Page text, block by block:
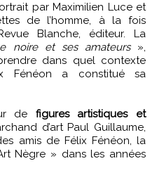
par Maximilien Luce et
de l’homme, à la fois
Blanche, éditeur. La
noire et ses amateurs»,
dans quel contexte
Fénéon a constitué sa
de figures artistiques et
d’art Paul Guillaume,
amis de Félix Fénéon, la
Nègre » dans les années